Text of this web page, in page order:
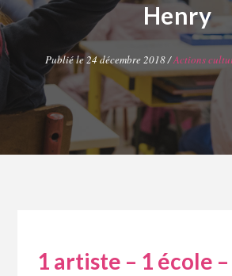
Henry
Publié le 24 décembre 2018 /Actions
1 artiste – 1 école